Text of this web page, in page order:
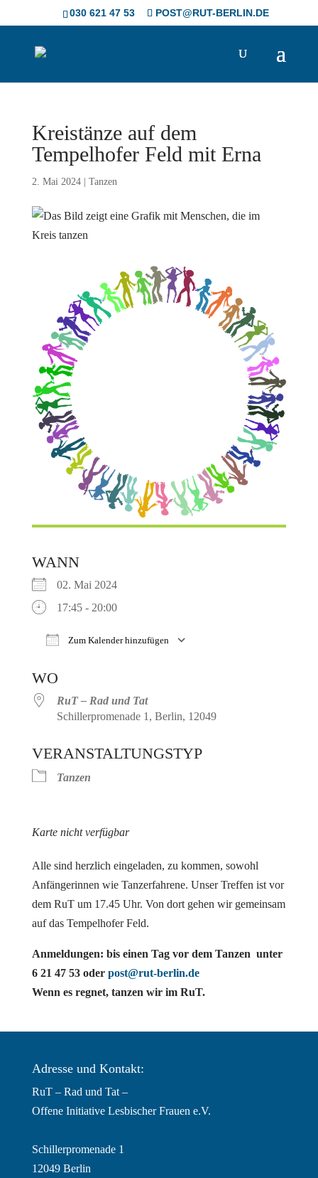
030 621 47 53 POST@RUT-BERLIN.DE
Kreistänze auf dem
Tempelhofer Feld mit Erna
2. Mai 2024| Tanzen
WANN
02. Mai 2024
17:45 - 20:00
Zum Kalender hinzufügen
WO
RuT – Rad und Tat
Schillerpromenade 1, Berlin, 12049
VERANSTALTUNGSTYP
Tanzen
Karte nicht verfügbar
Alle sind herzlich eingeladen, zu kommen, sowohl
Anfängerinnen wie Tanzerfahrene. Unser Treffen ist vor
dem RuT um 17.45 Uhr. Von dort gehen wir gemeinsam
auf das Tempelhofer Feld.
Anmeldungen: bis einen Tag vor dem Tanzen unter
6 21 47 53 oder post@rut-berlin.de
Wenn es regnet, tanzen wir im RuT.
Adresse und Kontakt:
RuT – Rad und Tat –
Offene Initiative Lesbischer Frauen e.V.
Schillerpromenade 1
12049 Berlin